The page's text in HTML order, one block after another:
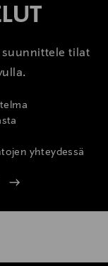
tilat
yhteydessä